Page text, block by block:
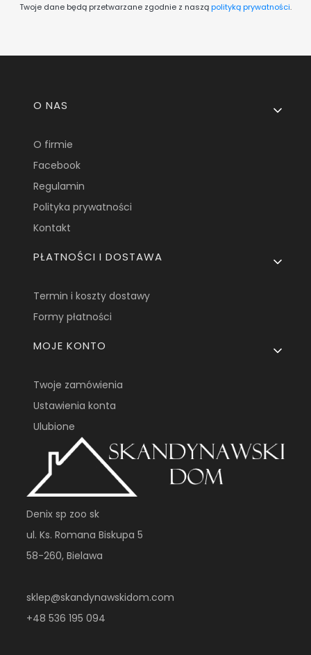
Twoje dane będą przetwarzane zgodnie z nasząpolityką prywatności.
Linki w stopce
O NAS
O firmie
Facebook
Regulamin
Polityka prywatności
Kontakt
PŁATNOŚCI I DOSTAWA
Termin i koszty dostawy
Formy płatności
MOJE KONTO
Twoje zamówienia
Ustawienia konta
Ulubione
Denix sp zoo sk
ul. Ks. Romana Biskupa 5
58-260, Bielawa
sklep@skandynawskidom.com
+48 536 195 094